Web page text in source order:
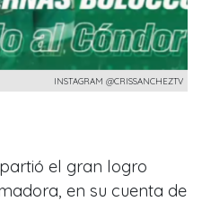
INSTAGRAM @CRISSANCHEZTV
el gran logro
en su cuenta de